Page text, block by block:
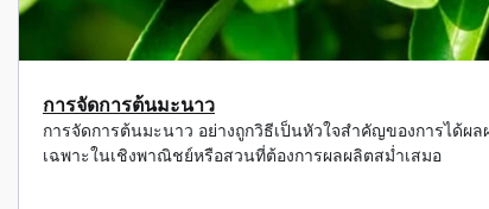
การจัดการต้นมะนาว
การจัดการต้นมะนาว อย่างถูกวิธีเป็นหัวใจสำคัญของการได้
เฉพาะในเชิงพาณิชย์หรือสวนที่ต้องการผลผลิตสม่ำเสมอ